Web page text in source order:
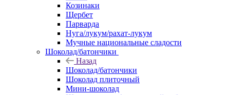
Козинаки
Щербет
Парварда
Нуга/лукум/рахат-лукум
Мучные национальные сладости
Шоколад/батончики
Назад
Шоколад/батончики
Шоколад плиточный
Мини-шоколад